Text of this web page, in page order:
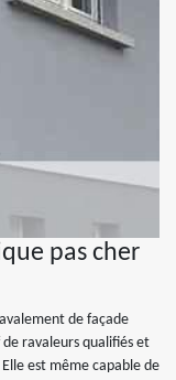
pas cher
de façade
de ravaleurs qualifiés et
est même capable de